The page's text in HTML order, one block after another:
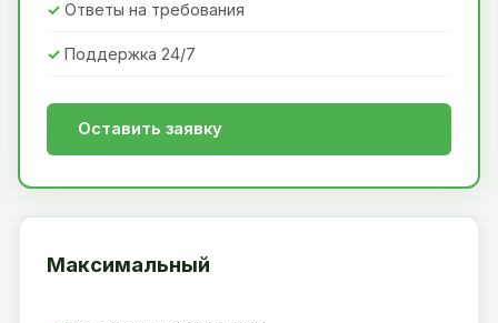
Ответы на требования
Поддержка 24/7
Оставить заявку
Максимальный